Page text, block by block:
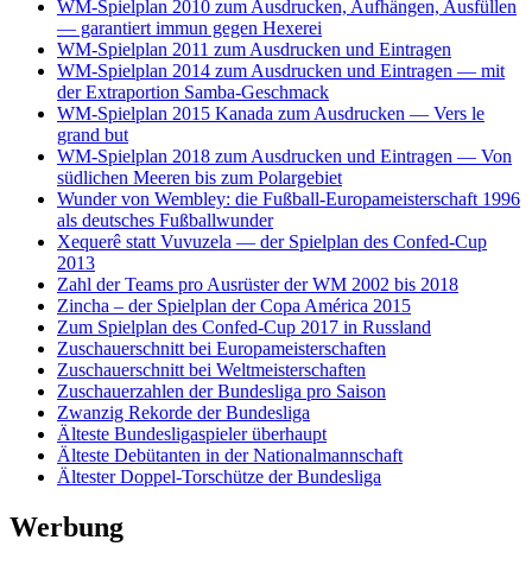
WM-Spielplan 2010 zum Ausdrucken, Aufhängen, Ausfüllen
— garantiert immun gegen Hexerei
WM-Spielplan 2011 zum Ausdrucken und Eintragen
WM-Spielplan 2014 zum Ausdrucken und Eintragen — mit
der Extraportion Samba-Geschmack
WM-Spielplan 2015 Kanada zum Ausdrucken — Vers le
grand but
WM-Spielplan 2018 zum Ausdrucken und Eintragen — Von
südlichen Meeren bis zum Polargebiet
Wunder von Wembley: die Fußball-Europameisterschaft 1996
als deutsches Fußballwunder
Xequerê statt Vuvuzela — der Spielplan des Confed-Cup
2013
Zahl der Teams pro Ausrüster der WM 2002 bis 2018
Zincha – der Spielplan der Copa América 2015
Zum Spielplan des Confed-Cup 2017 in Russland
Zuschauerschnitt bei Europameisterschaften
Zuschauerschnitt bei Weltmeisterschaften
Zuschauerzahlen der Bundesliga pro Saison
Zwanzig Rekorde der Bundesliga
Älteste Bundesligaspieler überhaupt
Älteste Debütanten in der Nationalmannschaft
Ältester Doppel-Torschütze der Bundesliga
Werbung